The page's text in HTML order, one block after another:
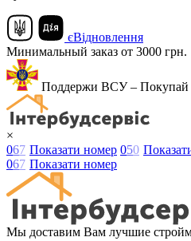
єВідновлення
Минимальный заказ от 3000 грн.
Поддержи ВСУ – Покупай
×
067 Показати номер 050
067 Показати номер
Мы доставим Вам лучшие